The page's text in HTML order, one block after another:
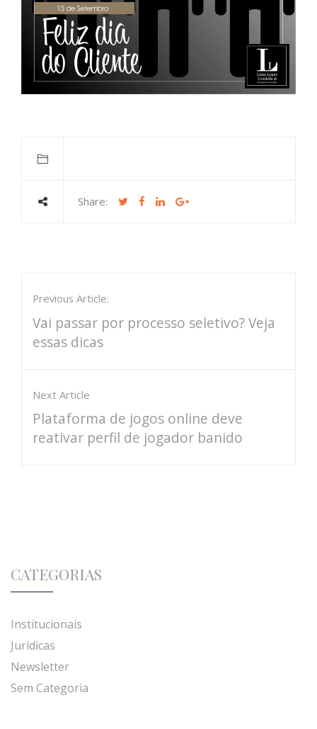
Share:
Previous Article:
Vai passar por processo seletivo? Veja
essas dicas
Next Article
Plataforma de jogos online deve
reativar perfil de jogador banido
CATEGORIAS
Institucionais
Jurídicas
Newsletter
Sem Categoria